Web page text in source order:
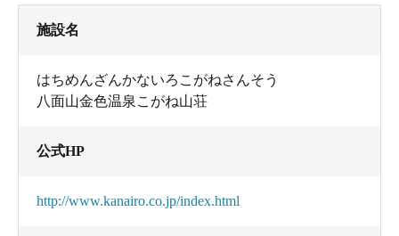
施設名
はちめんざんかないろこがねさんそう
八面山金色温泉こがね山荘
公式HP
http://www.kanairo.co.jp/index.html